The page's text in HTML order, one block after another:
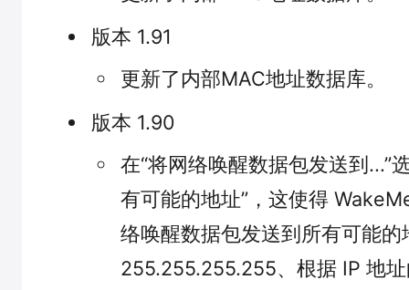
版本 1.91
更新了内部MAC地址数据库。
版本 1.90
在“将网络唤醒数据包发送到...”
有可能的地址”，这使得
络唤醒数据包发送到所有可能
255.255.255.255、根据 IP 地